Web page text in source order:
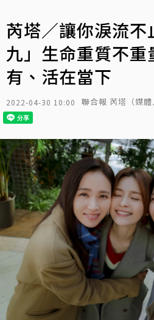
芮塔／讓你淚流不
九」生命重質不重
有、活在當下
2022-04-30 10:00 聯合報 芮塔（媒體